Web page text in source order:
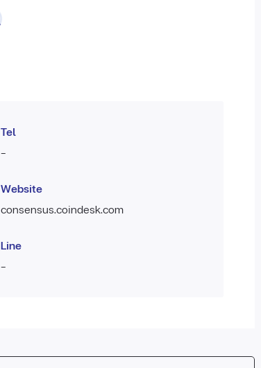
Tel
-
Website
consensus.coindesk.com
Line
-